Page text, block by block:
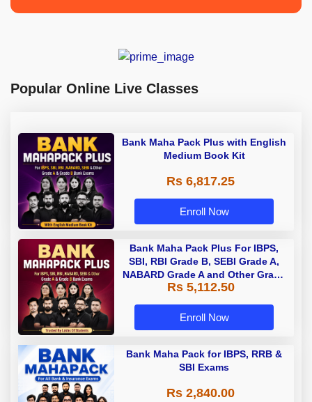
Popular Online Live Classes
Bank Maha Pack Plus with English
Medium Book Kit
Rs 6,817.25
Enroll Now
Bank Maha Pack Plus For IBPS,
SBI, RBI Grade B, SEBI Grade A,
NABARD Grade A and Other Grade
A & Grade B Bank Exams
Rs 5,112.50
Enroll Now
Bank Maha Pack for IBPS, RRB &
SBI Exams
Rs 2,840.00